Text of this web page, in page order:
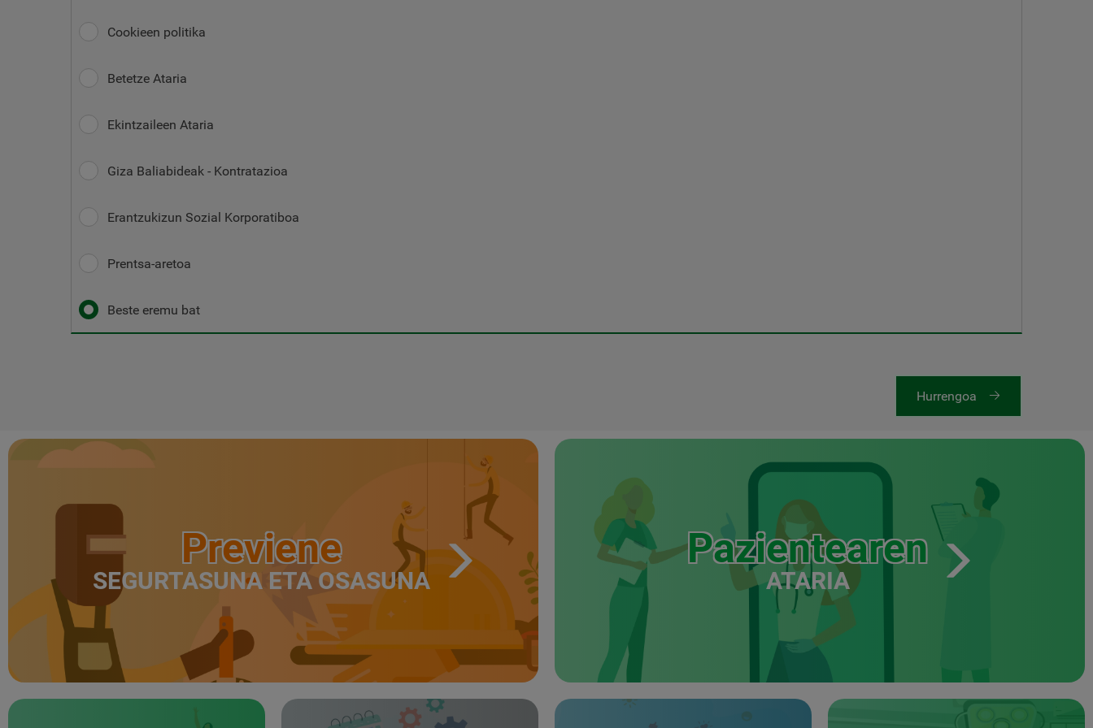
Cookieen politika
Betetze Ataria
Ekintzaileen Ataria
Giza Baliabideak - Kontratazioa
Erantzukizun Sozial Korporatiboa
Prentsa-aretoa
Beste eremu bat
Hurrengoa
Previene
SEGURTASUNA ETA OSASUNA
Pazientearen
ATARIA